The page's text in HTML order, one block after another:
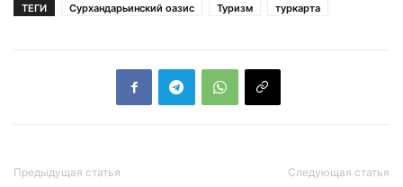
ТЕГИ Сурхандарьинский оазис Туризм туркарта
Предыдущая статья Следующая статья